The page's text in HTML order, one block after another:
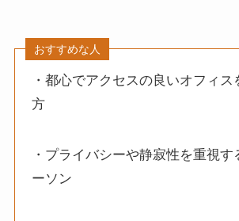
おすすめな人
・都心でアクセスの良いオフィス
方
・プライバシーや静寂性を重視
ーソン